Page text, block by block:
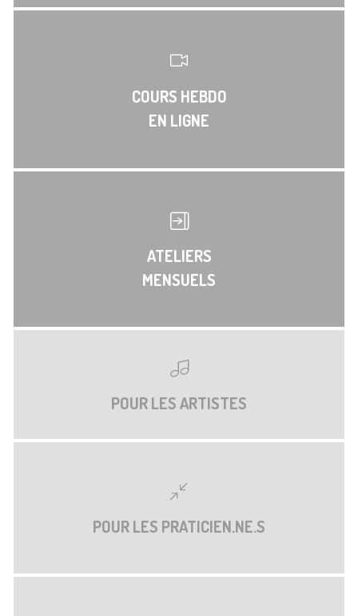
COURS HEBDO
EN LIGNE
ATELIERS
MENSUELS
POUR LES ARTISTES
POUR LES PRATICIEN.NE.S